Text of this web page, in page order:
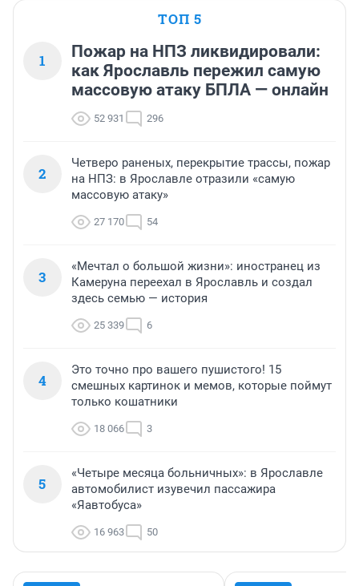
ТОП 5
1
Пожар на НПЗ ликвидировали:
как Ярославль пережил самую
массовую атаку БПЛА — онлайн
52 931 296
2
Четверо раненых, перекрытие трассы, пожар
на НПЗ: в Ярославле отразили «самую
массовую атаку»
27 170 54
3
«Мечтал о большой жизни»: иностранец из
Камеруна переехал в Ярославль и создал
здесь семью — история
25 339 6
4
Это точно про вашего пушистого! 15
смешных картинок и мемов, которые поймут
только кошатники
18 066 3
5
«Четыре месяца больничных»: в Ярославле
автомобилист изувечил пассажира
«Яавтобуса»
16 963 50